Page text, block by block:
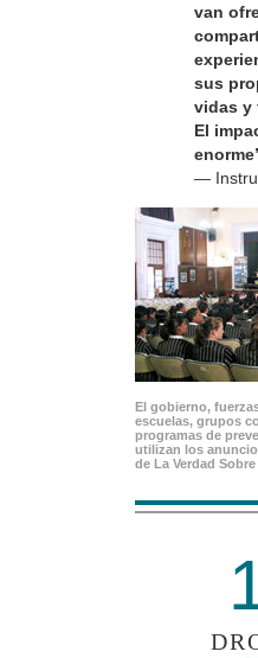
van
sus
vidas y
El
—
El gobierno,
escuelas, grupos
programas de
utilizan los
de La Verdad